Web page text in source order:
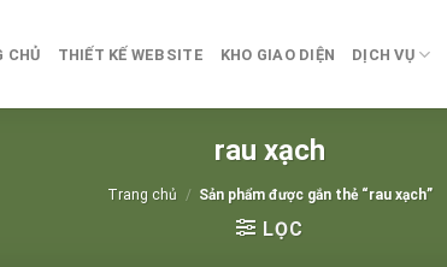
CHỦ THIẾT KẾ WEBSITE KHO GIAO DIỆN DỊCH VỤ
rau xạch
Trang chủ / Sản phẩm được gắn thẻ “rau xạch”
LỌC